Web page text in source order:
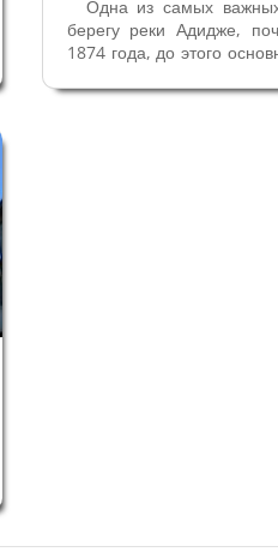
Одна из самых
берегу реки Адидже,
1874 года, до этого
название XX сентября,